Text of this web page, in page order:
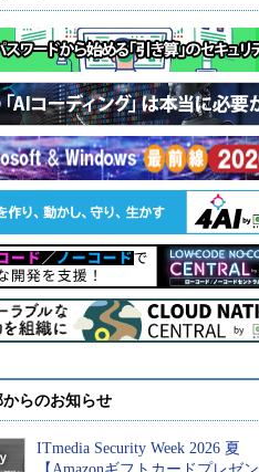
らのお知らせ
ITmedia Security Week 2026 夏